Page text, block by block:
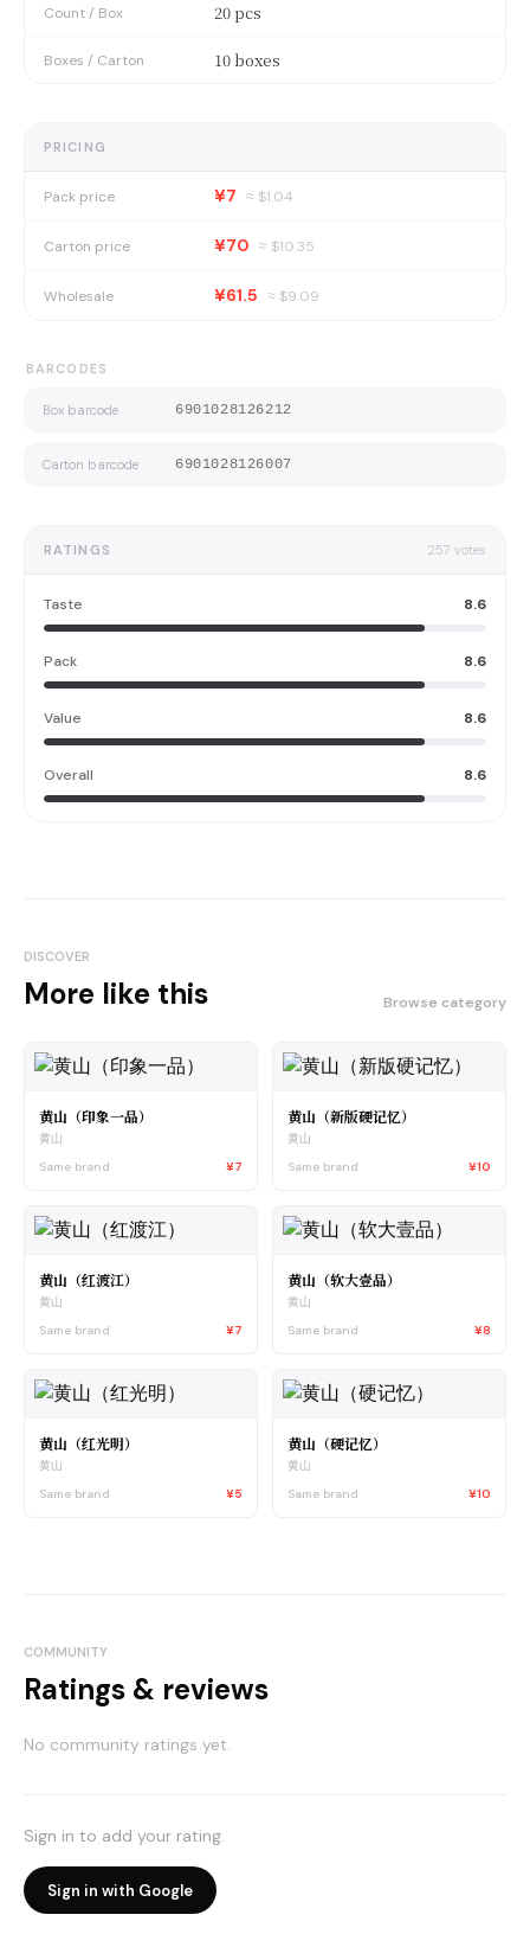
Count / Box 20 pcs
Boxes / Carton 10 boxes
PRICING
Pack price ¥7 ≈ $1.04
Carton price ¥70 ≈ $10.35
Wholesale ¥61.5 ≈ $9.09
BARCODES
Box barcode 6901028126212
Carton barcode 6901028126007
RATINGS 257 votes
Taste 8.6
Pack 8.6
Value 8.6
Overall 8.6
DISCOVER
More like this Browse category
黄山（印象一品）
黄山
Same brand
¥7
黄山（新版硬记忆）
黄山
Same brand
¥10
黄山（红渡江）
黄山
Same brand
¥7
黄山（软大壹品）
黄山
Same brand
¥8
黄山（红光明）
黄山
Same brand
¥5
黄山（硬记忆）
黄山
Same brand
¥10
COMMUNITY
Ratings & reviews
No community ratings yet.
Sign in to add your rating.
Sign in with Google